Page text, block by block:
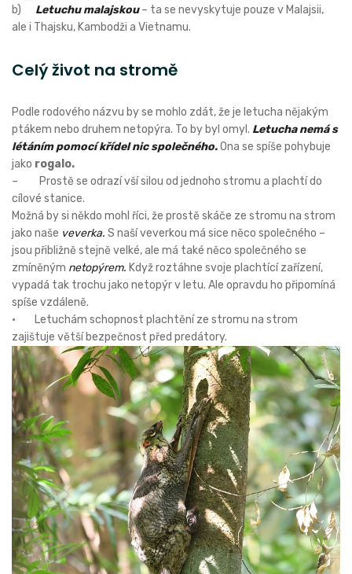
b) Letuchu malajskou– ta se nevyskytuje pouze v Malajsii,
ale i Thajsku, Kambodži a Vietnamu.
Celý život na stromě
Podle rodového názvu by se mohlo zdát, že je letucha nějakým
ptákem nebo druhem netopýra. To by byl omyl. Letucha nemá s
létáním pomocí křídel nic společného.Ona se spíše pohybuje
jako rogalo.
– Prostě se odrazí vší silou od jednoho stromu a plachtí do
cílové stanice.
Možná by si někdo mohl říci, že prostě skáče ze stromu na strom
jako naše veverka. S naší veverkou má sice něco společného –
jsou přibližně stejně velké, ale má také něco společného se
zmíněným netopýrem. Když roztáhne svoje plachtící zařízení,
vypadá tak trochu jako netopýr v letu. Ale opravdu ho připomíná
spíše vzdáleně.
· Letuchám schopnost plachtění ze stromu na strom
zajištuje větší bezpečnost před predátory.